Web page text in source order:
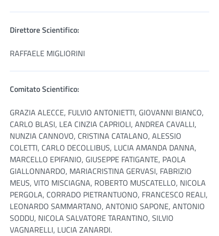
Direttore Scientifico:
RAFFAELE MIGLIORINI
Comitato Scientifico:
GRAZIA ALECCE, FULVIO ANTONIETTI, GIOVANNI BIANCO,
CARLO BLASI, LEA CINZIA CAPRIOLI, ANDREA CAVALLI,
NUNZIA CANNOVO, CRISTINA CATALANO, ALESSIO
COLETTI, CARLO DECOLLIBUS, LUCIA AMANDA DANNA,
MARCELLO EPIFANIO, GIUSEPPE FATIGANTE, PAOLA
GIALLONNARDO, MARIACRISTINA GERVASI, FABRIZIO
MEUS, VITO MISCIAGNA, ROBERTO MUSCATELLO, NICOLA
PERGOLA, CORRADO PIETRANTUONO, FRANCESCO REALI,
LEONARDO SAMMARTANO, ANTONIO SAPONE, ANTONIO
SODDU, NICOLA SALVATORE TARANTINO, SILVIO
VAGNARELLI, LUCIA ZANARDI.